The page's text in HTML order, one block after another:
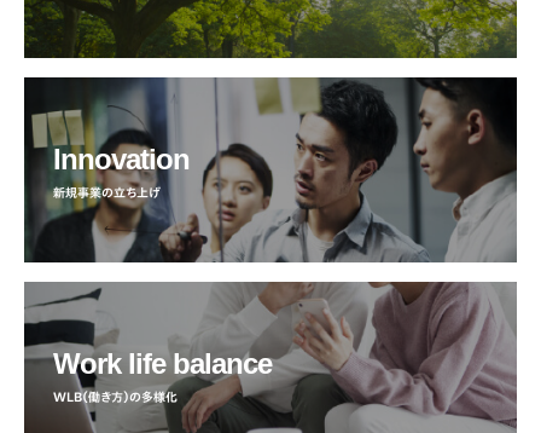
Innovation
新規事業の立ち上げ
Work life balance
WLB（働き方）の多様化